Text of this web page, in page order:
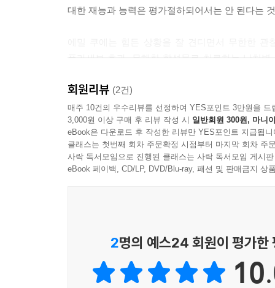
무엇보다도 스스로 만들어 내고 촉진시키는 모든
대한 재능과 능력은 평가절하되어서는 안 된다는
플라세보 효과, 무해한 합성물로 치료하는 난치
[자기암시]의 저자인 에밀 쿠에는 ‘자기암시’라
다니며 강연과 치료에 힘썼습니다. 그는 자기
심리학자들에게까지 커다란 영향을 끼쳤습니다.
에밀 쿠에는 또 질병으로 고통받는 사람들뿐 아
것입니다. 무엇보다 중요한 점은 잔인하고 혹독
되어 자기가 싫어하는 상대에게 잔인하게 해도 된
회원리뷰 (2건)
매주 10건의 우수리뷰를 선정하여 YES포인트 3만원을 드
3,000원 이상 구매 후 리뷰 작성 시 일반회원 300원, 마니
eBook은 다운로드 후 작성한 리뷰만 YES포인트 지급됩니
클래스는 첫번째 회차 주문확정 시점부터 마지막 회차 주
사락 독서모임으로 진행된 클래스는 사락 독서모임 게시
eBook 페이백, CD/LP, DVD/Blu-ray, 패션 및 판매금지 상
2명의 예스24 회원이 평가한